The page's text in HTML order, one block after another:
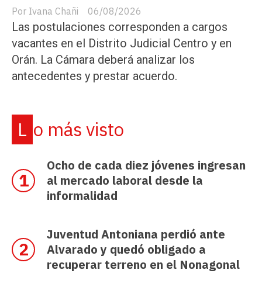
Ivana Chañi 06/08/2026
Las postulaciones corresponden a cargos
vacantes en el Distrito Judicial Centro y en
Orán. La Cámara deberá analizar los
antecedentes y prestar acuerdo.
Lo más visto
Ocho de cada diez jóvenes ingresan
al mercado laboral desde la
informalidad
Juventud Antoniana perdió ante
Alvarado y quedó obligado a
recuperar terreno en el Nonagonal